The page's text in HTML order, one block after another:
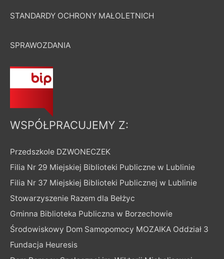
STANDARDY OCHRONY MAŁOLETNICH
SPRAWOZDANIA
WSPÓŁPRACUJEMY Z:
Przedszkole DZWONECZEK
Filia Nr 29 Miejskiej Biblioteki Publiczne w Lublinie
Filia Nr 37 Miejskiej Biblioteki Publicznej w Lublinie
Stowarzyszenie Razem dla Bełżyc
Gminna Biblioteka Publiczna w Borzechowie
Środowiskowy Dom Samopomocy MOZAIKA Oddział 3
Fundacja Heuresis